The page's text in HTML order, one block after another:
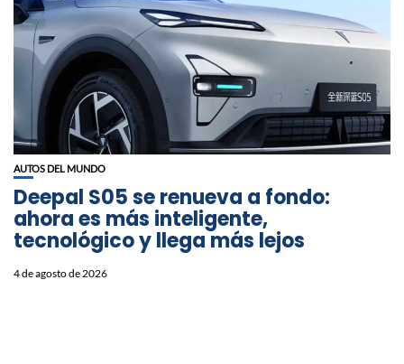
AUTOS DEL MUNDO
Deepal S05 se renueva a fondo:
ahora es más inteligente,
tecnológico y llega más lejos
4 de agosto de 2026